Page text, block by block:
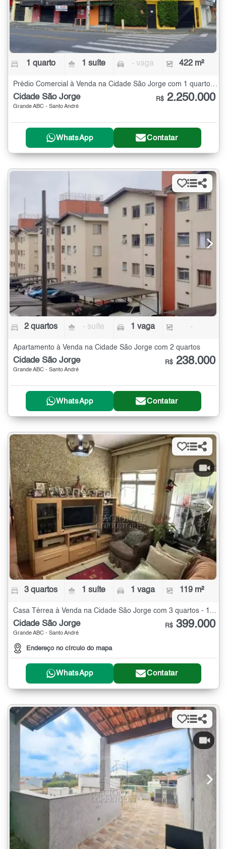
1 quarto 1 suíte - vaga 422 m²
Prédio Comercial à Venda na Cidade São Jorge com 1 quarto - 422 m²
Cidade São Jorge
Grande ABC - Santo André
R$ 2.250.000
WhatsApp Contatar
2 quartos - suíte 1 vaga -
Apartamento à Venda na Cidade São Jorge com 2 quartos
Cidade São Jorge
Grande ABC - Santo André
R$ 238.000
WhatsApp Contatar
3 quartos 1 suíte 1 vaga 119 m²
Casa Térrea à Venda na Cidade São Jorge com 3 quartos - 119 m²
Cidade São Jorge
Grande ABC - Santo André
Endereço no círculo do mapa
R$ 399.000
WhatsApp Contatar